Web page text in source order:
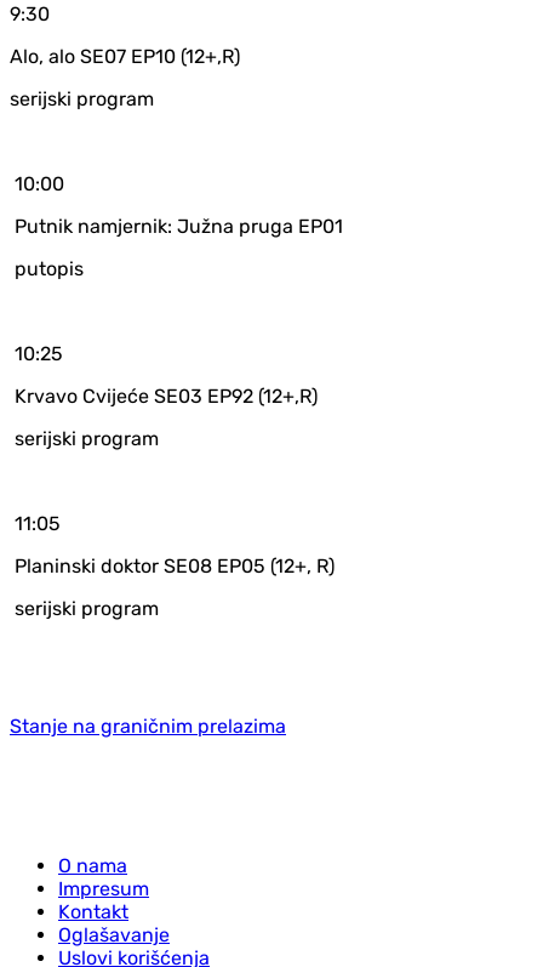
9:30
Alo, alo SE07 EP10 (12+,R)
serijski program
10:00
Putnik namjernik: Južna pruga EP01
putopis
10:25
Krvavo Cvijeće SE03 EP92 (12+,R)
serijski program
11:05
Planinski doktor SE08 EP05 (12+, R)
serijski program
Stanje na graničnim prelazima
O nama
Impresum
Kontakt
Oglašavanje
Uslovi korišćenja